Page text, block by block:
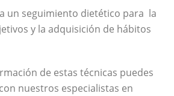
un seguimiento dietético para la
y la adquisición de hábitos
de estas técnicas puedes
nuestros especialistas en